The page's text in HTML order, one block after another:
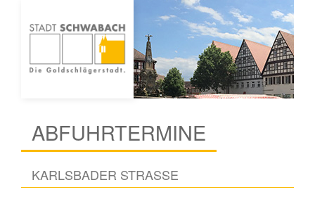
ABFUHRTERMINE
KARLSBADER STRASSE